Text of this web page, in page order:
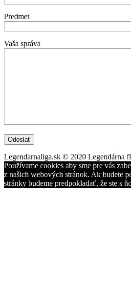
Predmet
Vaša správa
Legendarnaliga.sk © 2020 Legendárna
Používame cookies aby sme pre vás
z našich webových stránok. Ak budete
stránky budeme predpokladať, že ste s